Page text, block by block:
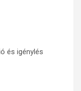
és igénylés